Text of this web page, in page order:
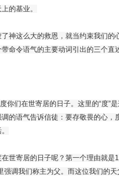
的基业。
神这么大的救恩，就当约束我们的
命令语气的主要动词引出的三个直
你们在世寄居的日子。这里的“度”
的语气告诉信徒：要存敬畏的心，
世寄居的日子呢？第一个理由就是
强调我们称主为父。而这位我们的